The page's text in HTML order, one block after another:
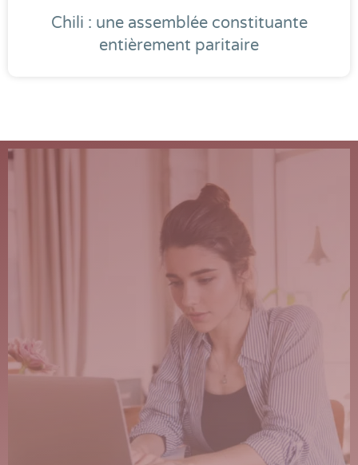
Chili : une assemblée constituante
entièrement paritaire